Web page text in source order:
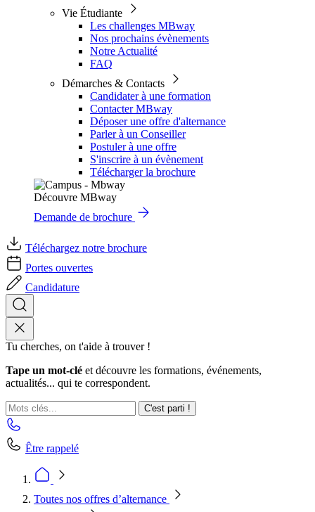
Vie Étudiante
Les challenges MBway
Nos prochains évènements
Notre Actualité
FAQ
Démarches & Contacts
Candidater à une formation
Contacter MBway
Déposer une offre d'alternance
Parler à un Conseiller
Postuler à une offre
S'inscrire à un évènement
Télécharger la brochure
Découvre MBway
Demande de brochure
Téléchargez notre brochure
Portes ouvertes
Candidature
Tu cherches, on t'aide à trouver !
Tape un mot-clé et découvre les formations, événements,
actualités... qui te correspondent.
C'est parti !
Être rappelé
Toutes nos offres d’alternance